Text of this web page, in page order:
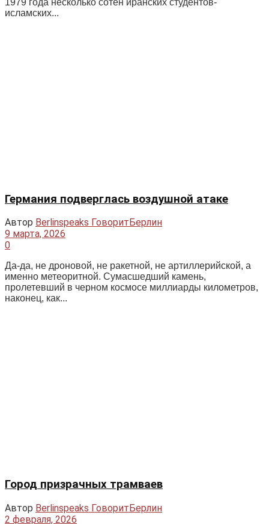
1979 года несколько сотен иранских студентов-
исламских...
Город призрачных трамваев
Автор Berlinspeaks ГоворитБерлин
2 февраля, 2026
0
Это Берлин. Только здесь можно увидеть трамваи-
призраки. С раннего утра понедельника они проплывают
мимо своих остановок, светя окнами пассажирам,...
Обсуждаемые